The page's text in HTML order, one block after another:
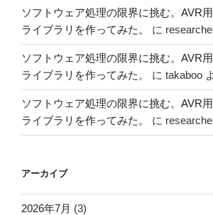
ソフトウェア処理の限界に挑む。AVR
ライブラリを作ってみた。
に
ソフトウェア処理の限界に挑む。AVR
ライブラリを作ってみた。
に takaboo
ソフトウェア処理の限界に挑む。AVR
ライブラリを作ってみた。
に
アーカイブ
2026年7月 (3)